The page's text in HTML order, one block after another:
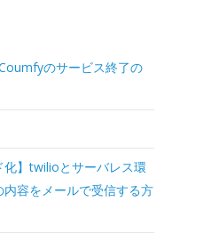
のサービス終了の
化】twilioとサーバレス環
容をメールで受信する方